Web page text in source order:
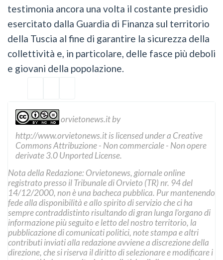
testimonia ancora una volta il costante presidio
esercitato dalla Guardia di Finanza sul territorio
della Tuscia al fine di garantire la sicurezza della
collettività e, in particolare, delle fasce più deboli
e giovani della popolazione.
orvietonews.itby
http://www.orvietonews.itis licensed under a Creative
Commons Attribuzione - Non commerciale - Non opere
derivate 3.0 Unported License.
Nota della Redazione: Orvietonews, giornale online
registrato presso il Tribunale di Orvieto (TR) nr. 94 del
14/12/2000, non è una bacheca pubblica. Pur mantenendo
fede alla disponibilità e allo spirito di servizio che ci ha
sempre contraddistinto risultando di gran lunga l’organo di
informazione più seguito e letto del nostro territorio, la
pubblicazione di comunicati politici, note stampa e altri
contributi inviati alla redazione avviene a discrezione della
direzione, che si riserva il diritto di selezionare e modificare i